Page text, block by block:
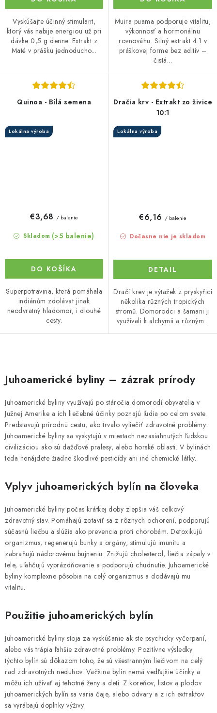
Vyskúšajte účinný stimulant,
ktorý vás nabije energiou už pri
dávke 0,5 g denne. Extrakt z
Maté v prášku jednoducho...
Muira puama podporuje vitalitu,
výkonnosť a hormonálnu
rovnováhu. Silný extrakt 4:1 v
práškovej forme bez aditív –
čistá...
Quinoa - Bílá semena
Lokálna výroba
Skladom (>5 balenie)
€3,68 / balenie
DO KOŠÍKA
Superpotravina, která pomáhala
indiánům zdolávat jinak
neodvratný hladomor, i dlouhé
cesty.
Dračia krv - Extrakt zo živice
10:1
Lokálna výroba
Dočasne nie je skladom
€6,16 / balenie
DETAIL
Dračí krev je výtažek z pryskyřicí
několika různých tropických
stromů. Domorodci a šamani ji
využívali k alchymii a různým...
v
l
á
d
a
c
i
e
r
k
y
v
ý
p
i
s
Juhoamerické byliny – zázrak prírody
Juhoamerické byliny využívajú po stáročia domorodí obyvatelia v
Južnej Amerike a ich liečebné účinky poznajú ľudia po celom svete.
Predstavujú prírodnú cestu, ako trvalo vyliečiť zdravotné problémy.
Juhoamerické byliny sa vyskytujú v miestach nezasiahnutých ľudskou
civilizáciou ako sú dažďové pralesy, alebo horské oblasti. V bylinách
teda nenájdete žiadne škodlivé pesticídy ani iné chemické látky.
Vplyv juhoamerických bylín na človeka
Juhoamerické byliny počas krátkej doby zlepšia váš celkový
zdravotný stav. Pomáhajú zotaviť sa z rôznych ochorení, podporujú
súčasnú liečbu a slúžia ako prevencia proti chorobám. Detoxikujú
organizmus, regenerujú bunky a orgány, stimulujú imunitu a
zabraňujú nádorovému bujneniu. Znižujú cholesterol, liečia zápaly v
tele, uľahčujú vyprázdňovanie a podporujú chudnutie. Juhoamerické
byliny komplexne pôsobia na celý organizmus a dodávajú mu
vitalitu.
Použitie juhoamerických bylín
Juhoamerické byliny stoja za vyskúšanie ak ste psychicky vyčerpaní,
alebo vás trápia ľahšie zdravotné problémy. Pozitívne výsledky
týchto bylín sú dôkazom toho, že sú všestranným liečivom na celý
rad zdravotných neduhov. Väčšina bylín nemá vedľajšie účinky a
môžu ich užívať aj tehotné ženy a deti. Z koreňov, listov a plodov
juhoamerických bylín sa varia čaje, alebo odvary a z ich extraktov
sa vyrábajú doplnky výživy.